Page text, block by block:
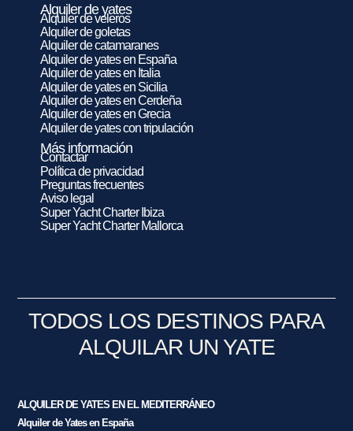
Alquiler de yates
Alquiler de veleros
Alquiler de goletas
Alquiler de catamaranes
Alquiler de yates en España
Alquiler de yates en Italia
Alquiler de yates en Sicilia
Alquiler de yates en Cerdeña
Alquiler de yates en Grecia
Alquiler de yates con tripulación
Más información
Contactar
Política de privacidad
Preguntas frecuentes
Aviso legal
Super Yacht Charter Ibiza
Super Yacht Charter Mallorca
TODOS LOS DESTINOS PARA
ALQUILAR UN YATE
ALQUILER DE YATES EN EL MEDITERRÁNEO
Alquiler de Yates en España